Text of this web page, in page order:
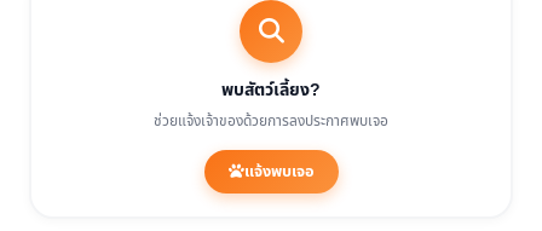
พบสัตว์เลี้ยง?
ช่วยแจ้งเจ้าของด้วยการลงประกาศพบเจอ
แจ้งพบเจอ